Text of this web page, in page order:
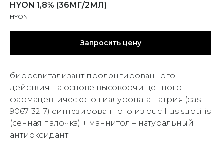
HYON 1,8% (36МГ/2МЛ)
HYON
Запросить цену
биоревитализант пролонгированного
действия на основе высокоочищенного
фармацевтического гиалуроната натрия (cas
9067-32-7) синтезированного из bucillus subtilis
(сенная палочка) + маннитол – натуральный
антиоксидант.